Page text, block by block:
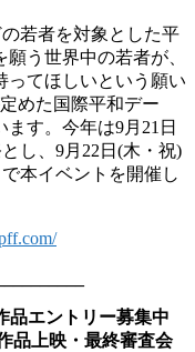
若者を対象とした平
う世界中の若者が、
ってほしいという願い
めた国際平和デー
ます。今年は9月21日
し、9月22日(木・祝)
本イベントを開催し
品エントリー募集中
品上映・最終審査会